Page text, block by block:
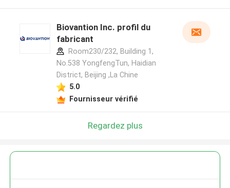
Biovantion Inc. profil du
fabricant
Room230/232, Building 1,
No.538 YongfengTun, Haidian
District, Beijing ,La Chine
5.0
Fournisseur vérifié
Regardez plus